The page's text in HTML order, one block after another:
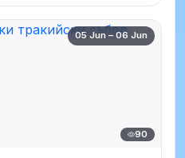
05 Jun – 06 Jun
90